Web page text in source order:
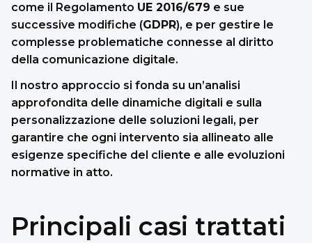
come il Regolamento UE 2016/679 e sue
successive modifiche (GDPR), e per gestire le
complesse problematiche connesse al diritto
della comunicazione digitale.
Il nostro approccio si fonda su un’analisi
approfondita delle dinamiche digitali e sulla
personalizzazione delle soluzioni legali, per
garantire che ogni intervento sia allineato alle
esigenze specifiche del cliente e alle evoluzioni
normative in atto.
Principali casi trattati